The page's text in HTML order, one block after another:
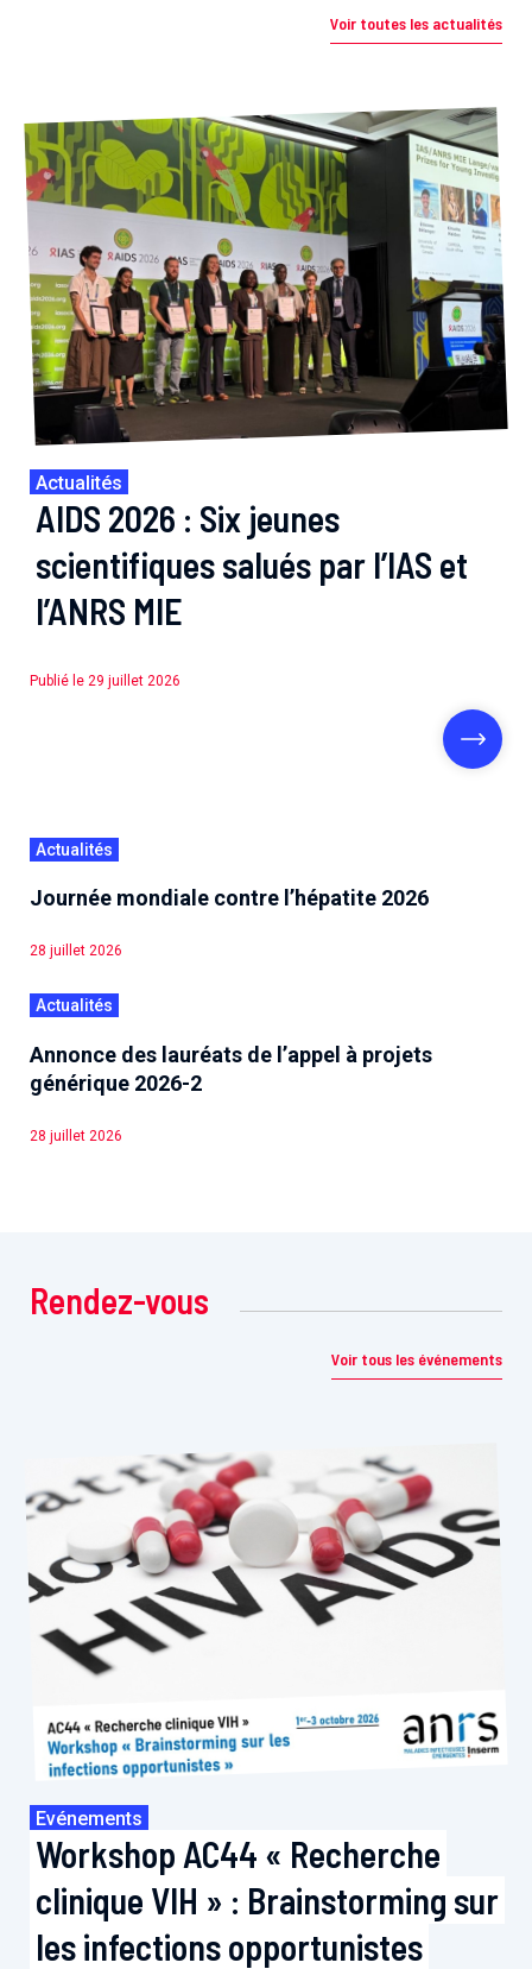
Voir toutes les actualités
Actualités
AIDS 2026 : Six jeunes
scientifiques salués par l’IAS et
l’ANRS MIE
Publié le 29 juillet 2026
Actualités
Journée mondiale contre l’hépatite 2026
28 juillet 2026
Actualités
Annonce des lauréats de l’appel à projets
générique 2026-2
28 juillet 2026
Rendez-vous
Voir tous les événements
Evénements
Workshop AC44 « Recherche
clinique VIH » : Brainstorming sur
les infections opportunistes